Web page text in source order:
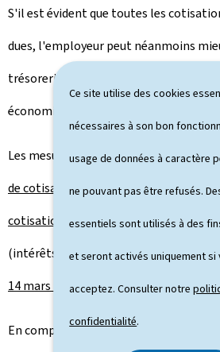
Ce site utilise des cookies
nécessaires à son bon
usage de données à caractère
ne pouvant pas être refusés.
essentiels sont utilisés à des
et seront activés uniquement si
acceptez. Consulter notre
confidentialité.
S'il est évident que toutes les
dues, l'employeur peut néanmoins
trésorerie, en combinaison avec
économiques introduites dans le cadre
Les mesures précitées s'appliquent
de cotisation à venir, mais également
cotisations sociales , en dépit
(intérêts, amendes, …) sur l'extrait de
14 mars 2020.
En complément de ces mesures, le